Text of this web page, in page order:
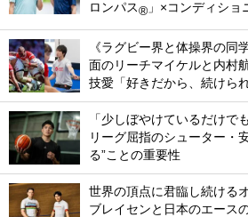
ロンパス® 」×コンディショ
《ラグビー界と体操界の同
面のリーチマイケルと内村
技愛「好きだから、続けられ
「少しぼやけているだけで
リーグ屈指のシューター・
る”ことの重要性
世界の頂点に君臨し続ける
ブレイセンと日本のエース